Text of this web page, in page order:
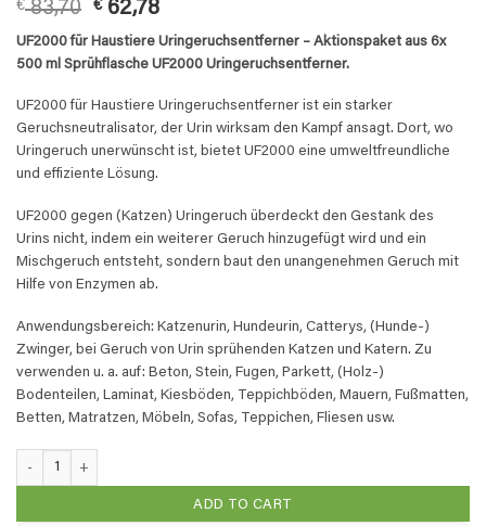
out of 5
customer
ratings
€83,70 Original
price
was:
€ 83,70.
€62,78Current
price
is:
€ 62,78.
UF2000 für Haustiere Uringeruchsentferner​ – Aktionspaket aus 6x
500 ml Sprühflasche UF2000 Uringeruchsentferner.
UF2000 für Haustiere Uringeruchsentferner ist ein starker
Geruchsneutralisator, der Urin wirksam den Kampf ansagt. Dort, wo
Uringeruch unerwünscht ist, bietet UF2000 eine umweltfreundliche
und effiziente Lösung.
UF2000 gegen (Katzen) Uringeruch überdeckt den Gestank des
Urins nicht, indem ein weiterer Geruch hinzugefügt wird und ein
Mischgeruch entsteht, sondern baut den unangenehmen Geruch mit
Hilfe von Enzymen ab.
Anwendungsbereich: Katzenurin, Hundeurin, Catterys, (Hunde-)
Zwinger, bei Geruch von Urin sprühenden Katzen und Katern. Zu
verwenden u. a. auf: Beton, Stein, Fugen, Parkett, (Holz-)
Bodenteilen, Laminat, Kiesböden, Teppichböden, Mauern, Fußmatten,
Betten, Matratzen, Möbeln, Sofas, Teppichen, Fliesen usw.
ADD TO CART